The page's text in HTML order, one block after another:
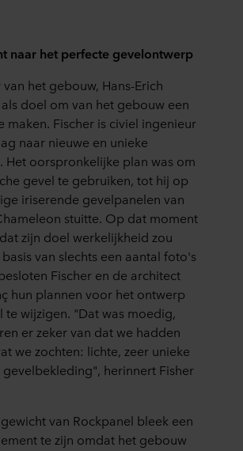
naar het perfecte gevelontwerp
het gebouw, Hans-Erich
doel om van het gebouw een
maken. Fischer is civiel ingenieur
naar nieuwe en unieke
Het oorspronkelijke plan was om
gevel te gebruiken, tot hij op
iriserende gevelpanelen van
stuitte. Op dat moment
zijn doel werkelijkheid zou
van slechts een aantal foto's
Fischer en de architect
hun plannen voor het ontwerp
te wijzigen. "Dat was moedig,
er zeker van dat we hadden
we zochten: lichte, zeer unieke
herinnert Fisher
van Rockpanel bleek een
te zijn omdat het gebouw